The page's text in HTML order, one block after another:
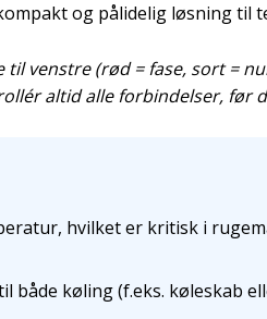
og pålidelig løsning til
venstre (rød = fase, sort =
altid alle forbindelser,
hvilket er kritisk i
køling (f.eks. køleskab